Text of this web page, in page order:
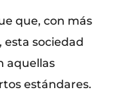
que, con más
sociedad
aquellas
estándares.